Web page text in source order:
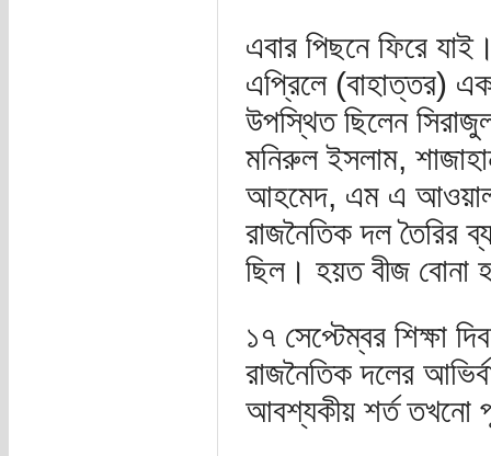
এবার পিছনে ফিরে
এপ্রিলে (বাহাত্তর)
উপস্থিত ছিলেন
মনিরুল ইসলাম,
আহমেদ, এম এ
রাজনৈতিক দল তৈরির
ছিল। হয়ত বীজ বোনা
১৭ সেপ্টেম্বর শিক্ষা
রাজনৈতিক দলের
আবশ্যকীয় শর্ত তখনো